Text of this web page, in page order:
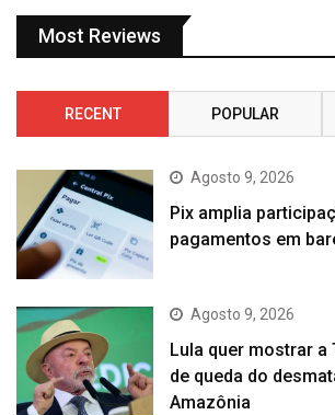
Most Reviews
RECENT POPULAR
Agosto 9, 2026
Pix amplia
pagamentos em
Agosto 9, 2026
Lula quer mostrar a
de queda do
Amazônia